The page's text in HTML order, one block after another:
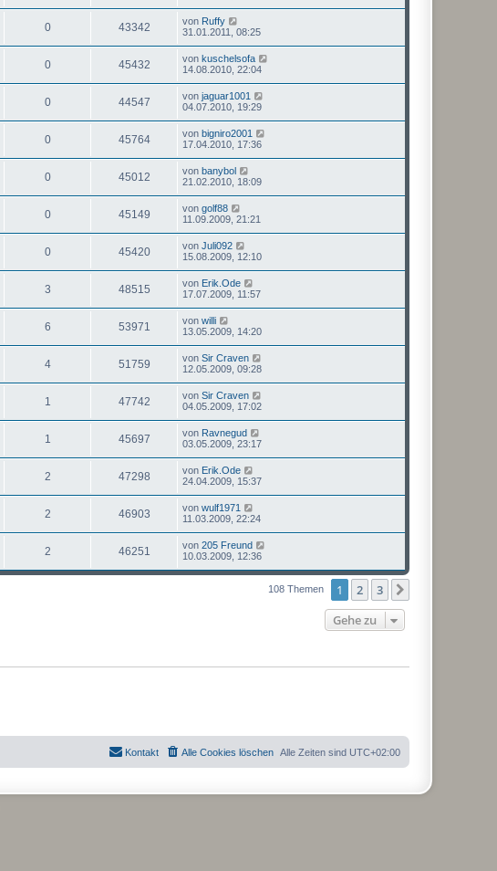
0 43342 von Ruffy
31.01.2011, 08:25
0 45432 von kuschelsofa
14.08.2010, 22:04
0 44547 von jaguar1001
04.07.2010, 19:29
0 45764 von bigniro2001
17.04.2010, 17:36
0 45012 von banybol
21.02.2010, 18:09
0 45149 von golf88
11.09.2009, 21:21
0 45420 von Juli092
15.08.2009, 12:10
3 48515 von Erik.Ode
17.07.2009, 11:57
6 53971 von willi
13.05.2009, 14:20
4 51759 von Sir Craven
12.05.2009, 09:28
1 47742 von Sir Craven
04.05.2009, 17:02
1 45697 von Ravnegud
03.05.2009, 23:17
2 47298 von Erik.Ode
24.04.2009, 15:37
2 46903 von wulf1971
11.03.2009, 22:24
2 46251 von 205 Freund
10.03.2009, 12:36
108 Themen 1 2 3
Gehe zu
Alle Zeiten sind UTC+02:00
Alle Cookies löschen
Kontakt